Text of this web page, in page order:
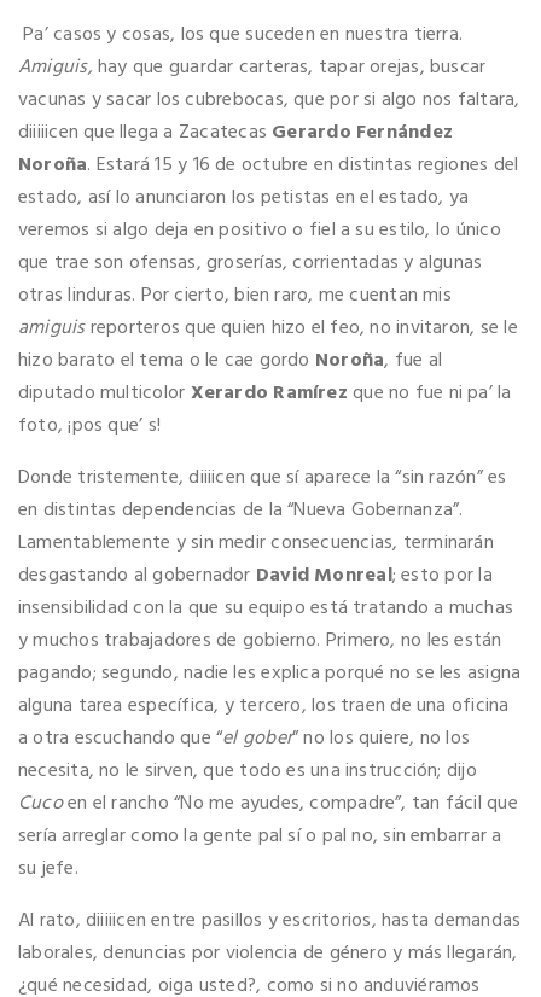
Pa’ casos y cosas, los que suceden en nuestra tierra.
Amiguis,hay que guardar carteras, tapar orejas, buscar
vacunas y sacar los cubrebocas, que por si algo nos faltara,
diiiiicen que llega a Zacatecas Gerardo Fernández
Noroña. Estará 15 y 16 de octubre en distintas regiones del
estado, así lo anunciaron los petistas en el estado, ya
veremos si algo deja en positivo o fiel a su estilo, lo único
que trae son ofensas, groserías, corrientadas y algunas
otras linduras. Por cierto, bien raro, me cuentan mis
amiguisreporteros que quien hizo el feo, no invitaron, se le
hizo barato el tema o le cae gordo Noroña, fue al
diputado multicolorXerardo Ramírezque no fue ni pa’ la
foto, ¡pos que’ s!
Donde tristemente, diiiicen que sí aparece la “sin razón” es
en distintas dependencias de la “Nueva Gobernanza”.
Lamentablemente y sin medir consecuencias, terminarán
desgastando al gobernador David Monreal; esto por la
insensibilidad con la que su equipo está tratando a muchas
y muchos trabajadores de gobierno. Primero, no les están
pagando; segundo, nadie les explica porqué no se les asigna
alguna tarea específica, y tercero, los traen de una oficina
a otra escuchando que “el gober” no los quiere, no los
necesita, no le sirven, que todo es una instrucción; dijo
Cucoen el rancho “No me ayudes, compadre”, tan fácil que
sería arreglar como la gente pal sí o pal no, sin embarrar a
su jefe.
Al rato, diiiiicen entre pasillos y escritorios, hasta demandas
laborales, denuncias por violencia de género y más llegarán,
¿qué necesidad, oiga usted?, como si no anduviéramos